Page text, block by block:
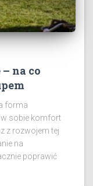
na co
forma
w sobie komfort
z rozwojem tej
na
poprawić